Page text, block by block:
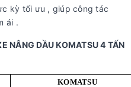
kỳ tối ưu , giúp công tác
ái .
NÂNG DẦU KOMATSU 4 TẤN
KOMATSU